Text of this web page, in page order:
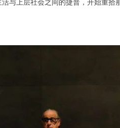
活与上层社会之间的捷普，开始重